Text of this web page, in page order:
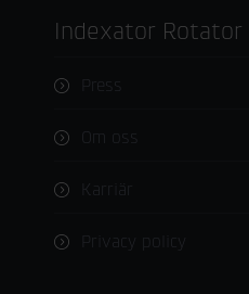
Indexator Rotator
Press
Om oss
Karriär